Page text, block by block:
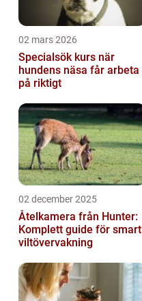
02 mars 2026
Specialsök kurs när
hundens näsa får arbeta
på riktigt
02 december 2025
Åtelkamera från Hunter:
Komplett guide för smart
viltövervakning